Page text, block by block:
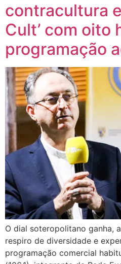
contracultura
Cult’ com oito
programação
O dial soteropolitano ganha,
respiro de diversidade e
programação comercial